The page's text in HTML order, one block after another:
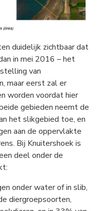
duidelijk zichtbaar dat
in mei 2016 – het
van
maar eerst zal er
worden voordat hier
gebieden neemt de
het slikgebied toe, en
aan de oppervlakte
Bij Knuitershoek is
deel onder de
onder water of in slib,
diergroepsoorten,